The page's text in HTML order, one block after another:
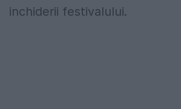
inchiderii festivalului.